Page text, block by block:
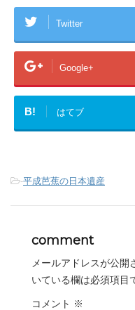
Twitter
Google+
B! はてブ
-平成芭蕉の日本遺産
comment
メールアドレスが公開
いている欄は必須項目
コメント ※